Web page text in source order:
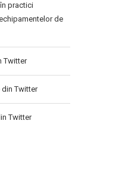
practici
de
Twitter
din Twitter
Twitter